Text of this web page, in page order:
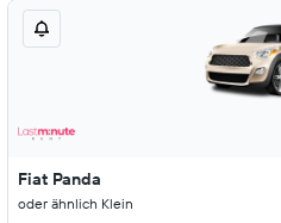
Fiat Panda
oder ähnlich Klein